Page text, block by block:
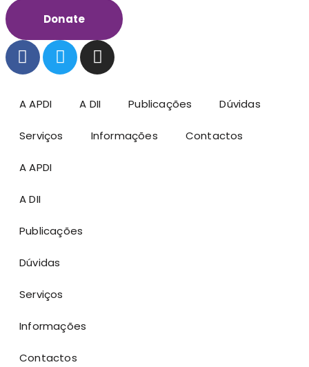
Donate
A APDI A DII Publicações Dúvidas
Serviços Informações Contactos
A APDI
A DII
Publicações
Dúvidas
Serviços
Informações
Contactos